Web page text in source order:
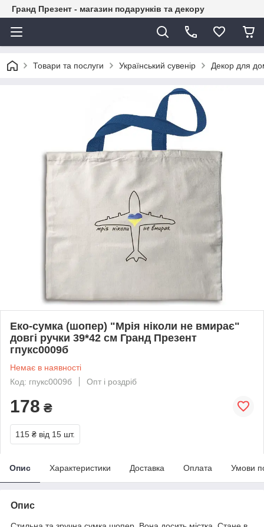
Гранд Презент - магазин подарунків та декору
Товари та послуги Український сувенір Декор для
Еко-сумка (шопер) "Мрія ніколи не вмирає"
довгі ручки 39*42 см Гранд Презент
гпукс0009б
Немає в наявності
Код: гпукс0009б
Опт і роздріб
178 ₴
115 ₴ від 15 шт.
Опис Характеристики Доставка Оплата Умови
Опис